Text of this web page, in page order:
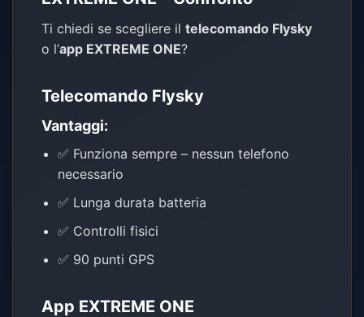
Ti chiedi se scegliere iltelecomando Flysky
o l’app EXTREME ONE?
Telecomando Flysky
Vantaggi:
✅ Funziona sempre – nessun telefono
necessario
✅ Lunga durata batteria
✅ Controlli fisici
✅ 90 punti GPS
App EXTREME ONE